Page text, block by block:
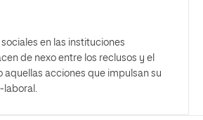
sociales en las instituciones
de nexo entre los reclusos y el
aquellas acciones que impulsan su